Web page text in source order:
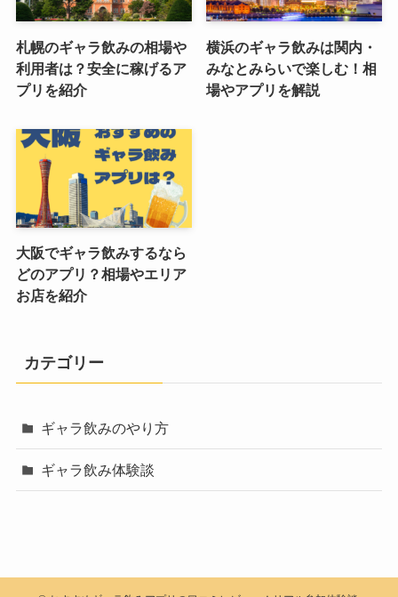
札幌のギャラ飲みの相場や
利用者は？安全に稼げるア
プリを紹介
横浜のギャラ飲みは関内・
みなとみらいで楽しむ！相
場やアプリを解説
大阪でギャラ飲みするなら
どのアプリ？相場やエリア
お店を紹介
カテゴリー
ギャラ飲みのやり方
ギャラ飲み体験談